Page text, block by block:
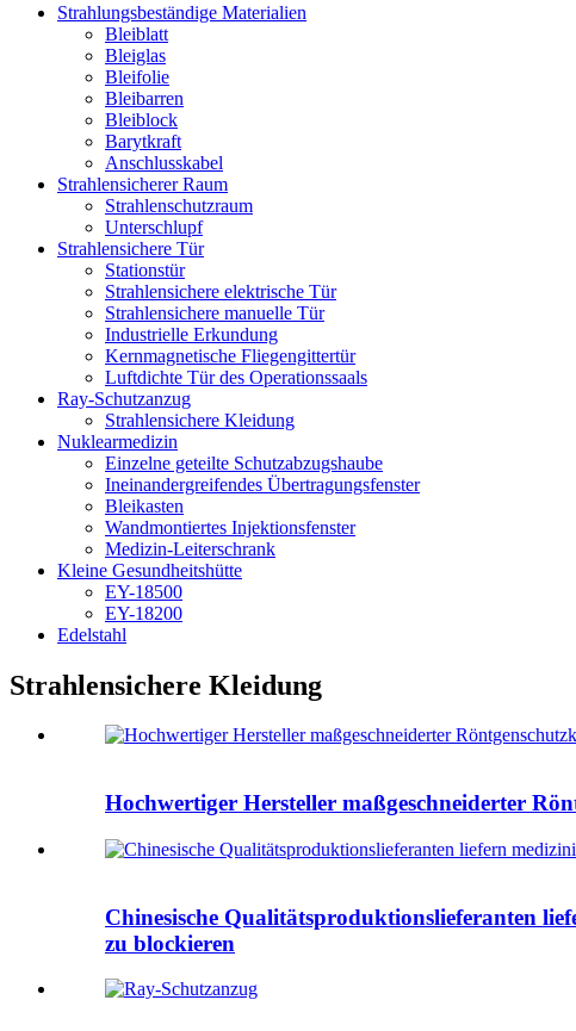
Strahlungsbeständige Materialien
Bleiblatt
Bleiglas
Bleifolie
Bleibarren
Bleiblock
Barytkraft
Anschlusskabel
Strahlensicherer Raum
Strahlenschutzraum
Unterschlupf
Strahlensichere Tür
Stationstür
Strahlensichere elektrische Tür
Strahlensichere manuelle Tür
Industrielle Erkundung
Kernmagnetische Fliegengittertür
Luftdichte Tür des Operationssaals
Ray-Schutzanzug
Strahlensichere Kleidung
Nuklearmedizin
Einzelne geteilte Schutzabzugshaube
Ineinandergreifendes Übertragungsfenster
Bleikasten
Wandmontiertes Injektionsfenster
Medizin-Leiterschrank
Kleine Gesundheitshütte
EY-18500
EY-18200
Edelstahl
Strahlensichere Kleidung
Hochwertiger Hersteller maßgeschneiderter
Chinesische Qualitätsproduktionslieferanten
zu blockieren